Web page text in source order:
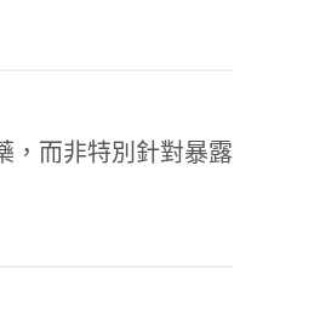
，而非特別針對暴露